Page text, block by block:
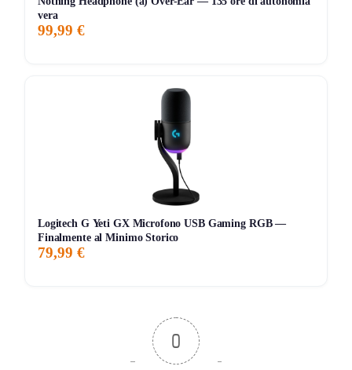
vera
99,99 €
Logitech G Yeti GX Microfono USB Gaming RGB —
Finalmente al Minimo Storico
79,99 €
0